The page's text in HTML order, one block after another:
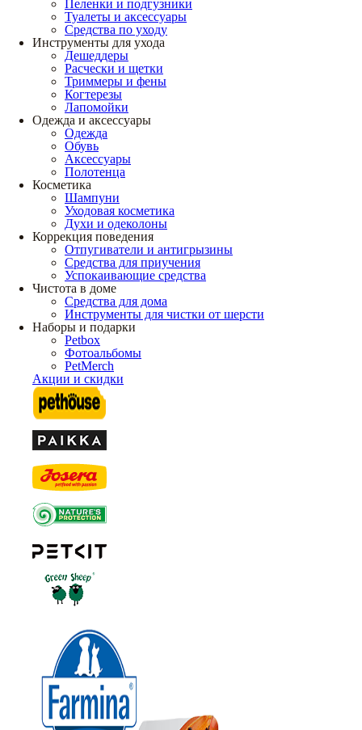
Пеленки и подгузники
Туалеты и аксессуары
Средства по уходу
Инструменты для ухода
Дешеддеры
Расчески и щетки
Триммеры и фены
Когтерезы
Лапомойки
Одежда и аксессуары
Одежда
Обувь
Аксессуары
Полотенца
Косметика
Шампуни
Уходовая косметика
Духи и одеколоны
Коррекция поведения
Отпугиватели и антигрызины
Средства для приучения
Успокаивающие средства
Чистота в доме
Средства для дома
Инструменты для чистки от шерсти
Наборы и подарки
Petbox
Фотоальбомы
PetMerch
Акции и скидки